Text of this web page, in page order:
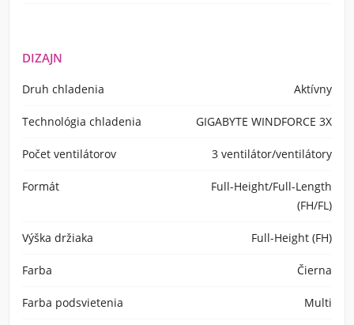
DIZAJN
Druh chladenia Aktívny
Technológia chladenia GIGABYTE WINDFORCE 3X
Počet ventilátorov 3 ventilátor/ventilátory
Formát
Full-Height/Full-Length
(FH/FL)
Výška držiaka Full-Height (FH)
Farba Čierna
Farba podsvietenia Multi